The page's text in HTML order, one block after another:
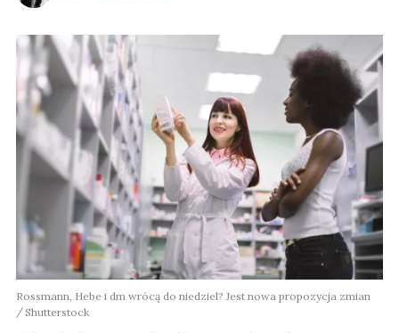
Rossmann, Hebe i dm wrócą do niedziel? Jest nowa propozycja zmian
Shutterstock